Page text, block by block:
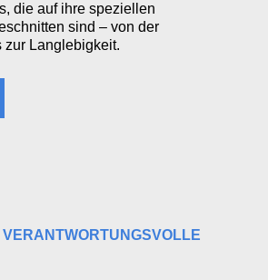
die auf ihre speziellen
sind – von der
zur Langlebigkeit.
VERANTWORTUNGSVOLLE